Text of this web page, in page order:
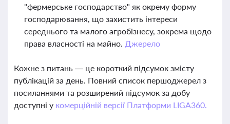
"фермерське господарство" як окрему форму
господарювання, що захистить інтереси
середнього та малого агробізнесу, зокрема щодо
права власності на майно. Джерело
Кожне з питань — це короткий підсумок змісту
публікацій за день. Повний список першоджерел з
посиланнями та розширений підсумок за добу
доступні у комерційній версії Платформи LIGA360.